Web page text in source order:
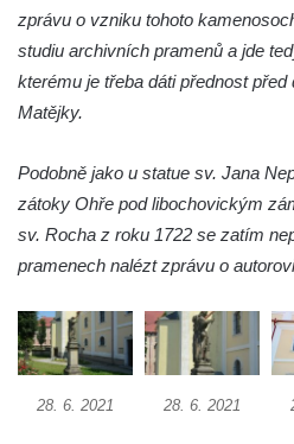
čp. 69/1 v Českých Budějovicích
Socha Jana Valeria Jirsíka u
Českých Budějovicích
Socha Krista klesajícího pod
Budějovicích
Socha svatého Jana
kostela svaté Rodiny v Českých
Budějovicích
Socha S tebou v parku na
náměstí v Českých Budějovicích
Socha Tornádo v parku na
náměstí v Českých Budějovicích
zprávu o vzniku tohoto
studiu archivních pramenů a jde
kterému je třeba dáti přednost
Matějky.
Podobně jako u statue sv. Jana
zátoky Ohře pod libochovickým
sv. Rocha z roku 1722 se zatím
pramenech nalézt zprávu o
28. 6. 2021 28. 6. 2021